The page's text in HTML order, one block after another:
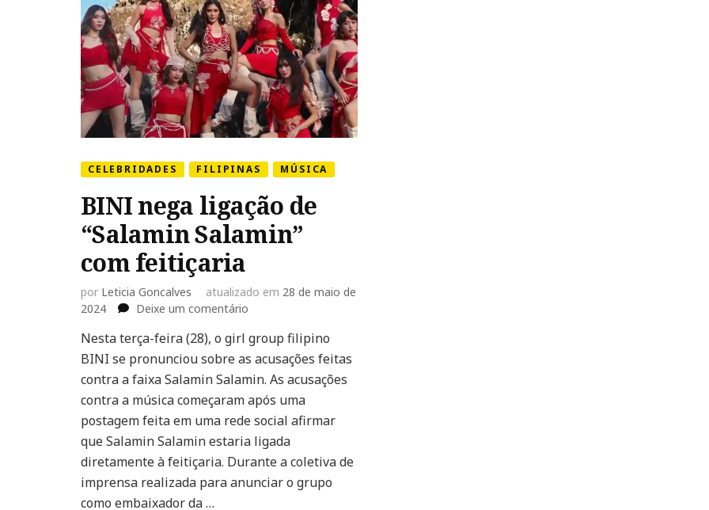
CELEBRIDADES FILIPINAS MÚSICA
BINI nega ligação de
“Salamin Salamin”
com feitiçaria
por Leticia Goncalves atualizado em 28 de maio de
2024
Deixe um comentário
nega
ligação
de
Salamin”
com
feitiçaria
Nesta terça-feira (28), o girl group filipino
BINI se pronunciou sobre as acusações feitas
contra a faixa Salamin Salamin. As acusações
contra a música começaram após uma
postagem feita em uma rede social afirmar
que Salamin Salamin estaria ligada
diretamente à feitiçaria. Durante a coletiva de
imprensa realizada para anunciar o grupo
como embaixador da …